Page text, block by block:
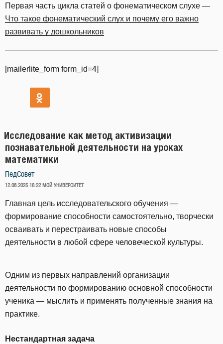
Первая часть цикла статей о фонематическом слухе —
Что такое фонематический слух и почему его важно
развивать у дошкольников
[mailerlite_form form_id=4]
Исследование как метод активизации
познавательной деятельности на уроках
математики
ПедСовет
ОПУБЛИКОВАНО
12.08.2025 16:22 МОЙ УНИВЕРСИТЕТ
Главная цель исследовательского обучения —
формирование способности самостоятельно, творчески
осваивать и перестраивать новые способы
деятельности в любой сфере человеческой культуры.
Одним из первых направлений организации
деятельности по формированию основной способности
ученика — мыслить и применять полученные знания на
практике.
Нестандартная задача